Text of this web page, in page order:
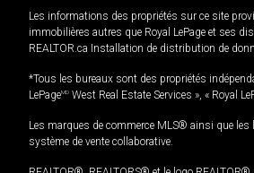
Les informations des propriétés sur ce site
immobilières autres que Royal LePage et ses
REALTOR.ca Installation de distribution de
*Tous les bureaux sont des propriétés
LePageMD West Real Estate Services », « Royal
Les marques de commerce MLS® ainsi que
système de vente collaborative.